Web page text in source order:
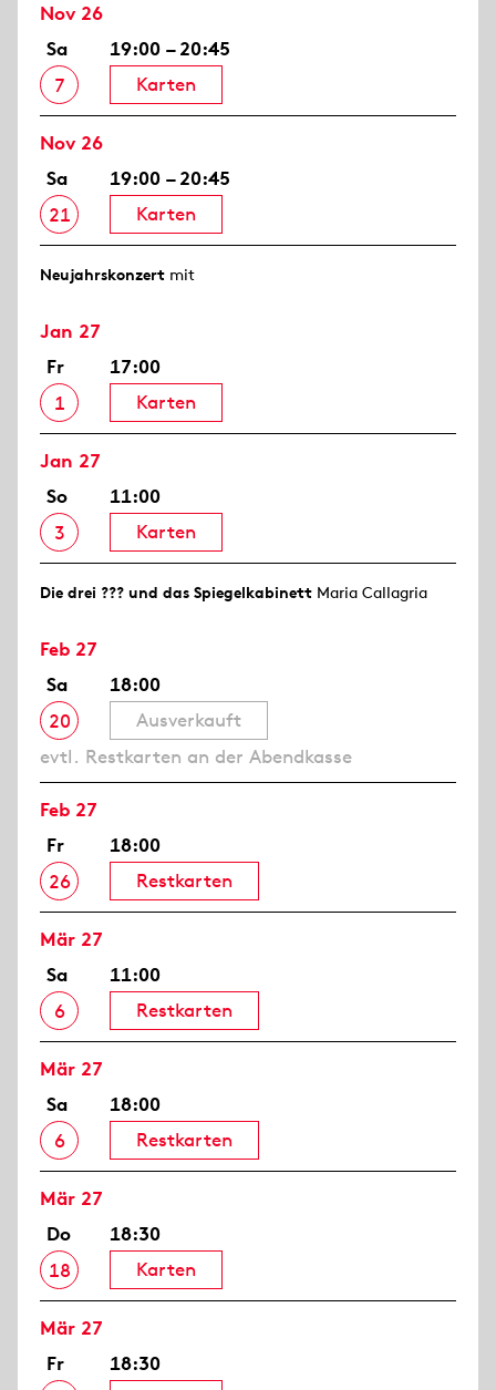
Nov 26
Sa
7
19:00 – 20:45
Karten
Nov 26
Sa
21
19:00 – 20:45
Karten
Neujahrs­konzert mit
Jan 27
Fr
1
17:00
Karten
Jan 27
So
3
11:00
Karten
Die drei ??? und das Spiegelkabinett Maria Callagria
Feb 27
Sa
20
18:00
Ausverkauft
evtl. Restkarten an der Abendkasse
Feb 27
Fr
26
18:00
Restkarten
Mär 27
Sa
6
11:00
Restkarten
Mär 27
Sa
6
18:00
Restkarten
Mär 27
Do
18
18:30
Karten
Mär 27
Fr
18:30